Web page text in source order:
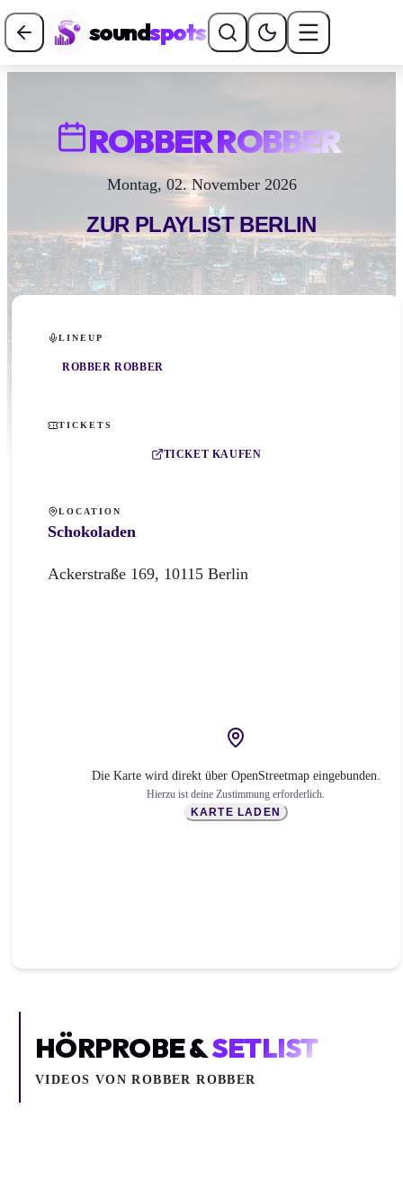
soundspots
ROBBER ROBBER
Montag, 02. November 2026
ZUR PLAYLIST BERLIN
LINEUP
ROBBER ROBBER
TICKETS
TICKET KAUFEN
LOCATION
Schokoladen
Ackerstraße 169, 10115 Berlin
Die Karte wird direkt über OpenStreetmap eingebunden.
Hierzu ist deine Zustimmung erforderlich.
KARTE LADEN
HÖRPROBE &SETLIST
VIDEOS VONROBBER ROBBER